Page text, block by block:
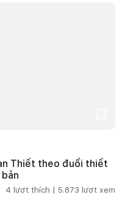
Thiết theo đuổi thiết
4 lượt thích | 5.873 lượt xem